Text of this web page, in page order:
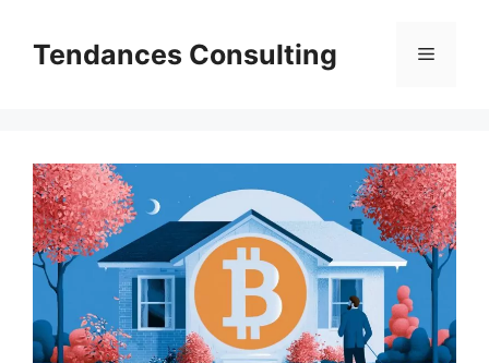
contenuTendances Consulting Menu